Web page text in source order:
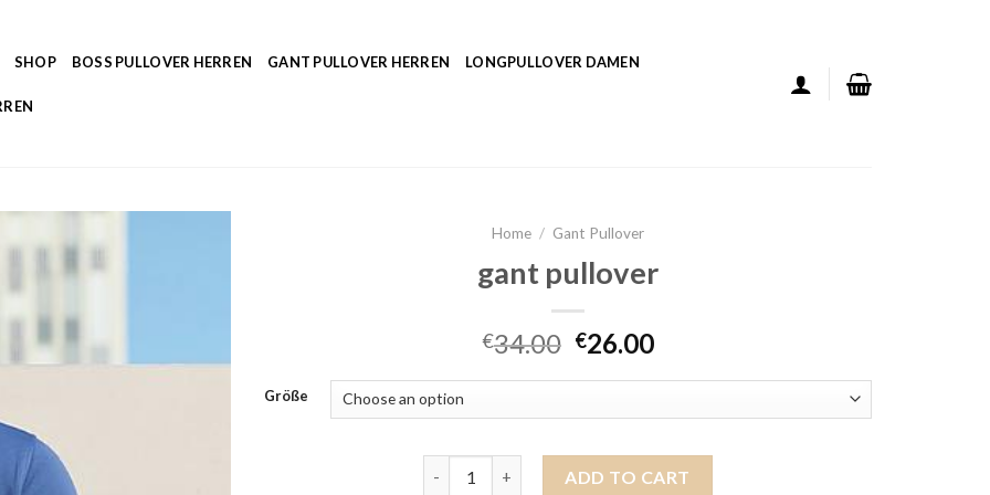
SHOP BOSS PULLOVER HERREN GANT PULLOVER HERREN LONGPULLOVER DAMEN
Home / Gant Pullover
gant pullover
€34.00 €26.00
Größe
ADD TO CART